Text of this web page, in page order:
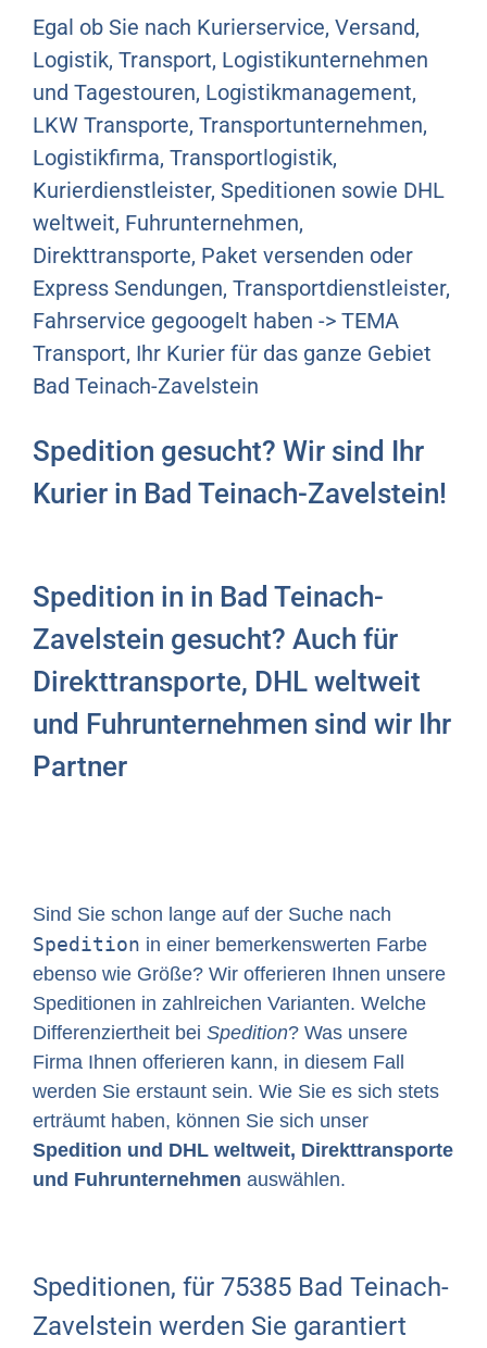
Egal ob Sie nach Kurierservice, Versand,
Logistik, Transport, Logistikunternehmen
und Tagestouren, Logistikmanagement,
LKW Transporte, Transportunternehmen,
Logistikfirma, Transportlogistik,
Kurierdienstleister, Speditionen sowie DHL
weltweit, Fuhrunternehmen,
Direkttransporte, Paket versenden oder
Express Sendungen, Transportdienstleister,
Fahrservice gegoogelt haben -> TEMA
Transport, Ihr Kurier für das ganze Gebiet
Bad Teinach-Zavelstein
Spedition gesucht? Wir sind Ihr
Kurier in Bad Teinach-Zavelstein!
Spedition in in Bad Teinach-
Zavelstein gesucht? Auch für
Direkttransporte, DHL weltweit
und Fuhrunternehmen sind wir Ihr
Partner
Sind Sie schon lange auf der Suche nach
Spedition in einer bemerkenswerten Farbe
ebenso wie Größe? Wir offerieren Ihnen unsere
Speditionen in zahlreichen Varianten. Welche
Differenziertheit bei Spedition? Was unsere
Firma Ihnen offerieren kann, in diesem Fall
werden Sie erstaunt sein. Wie Sie es sich stets
erträumt haben, können Sie sich unser
Spedition und DHL weltweit, Direkttransporte
und Fuhrunternehmen auswählen.
Speditionen, für 75385 Bad Teinach-
Zavelstein werden Sie garantiert